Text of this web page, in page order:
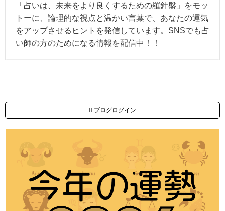
「占いは、未来をより良くするための羅針盤」をモッ
トーに、論理的な視点と温かい言葉で、あなたの運気
をアップさせるヒントを発信しています。SNSでも占
い師の方のためになる情報を配信中！！
ブログログイン